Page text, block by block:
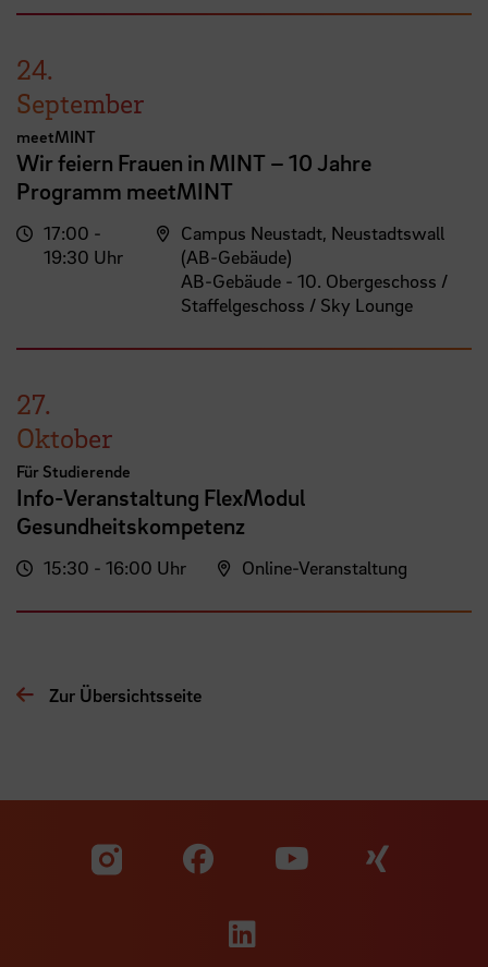
24.
September
meetMINT
Wir feiern Frauen in MINT – 10 Jahre
Programm meetMINT
17:00 -
19:30 Uhr
Campus Neustadt, Neustadtswall
(AB-Gebäude)
AB-Gebäude - 10. Obergeschoss /
Staffelgeschoss / Sky Lounge
27.
Oktober
Für Studierende
Info-Veranstaltung FlexModul
Gesundheitskompetenz
15:30 - 16:00 Uhr Online-Veranstaltung
Zur Übersichtsseite
Zu unserer Facebook
Zu
Zu unserer